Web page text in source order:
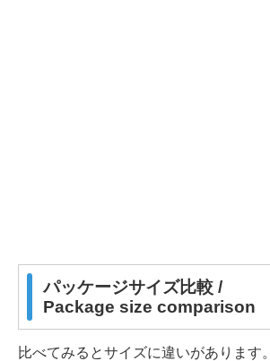
パッケージサイズ比較 /
Package size comparison
比べてみるとサイズに違いがあります。